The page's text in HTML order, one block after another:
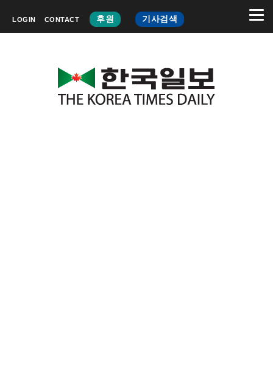
LOGIN CONTACT 후원 기사검색